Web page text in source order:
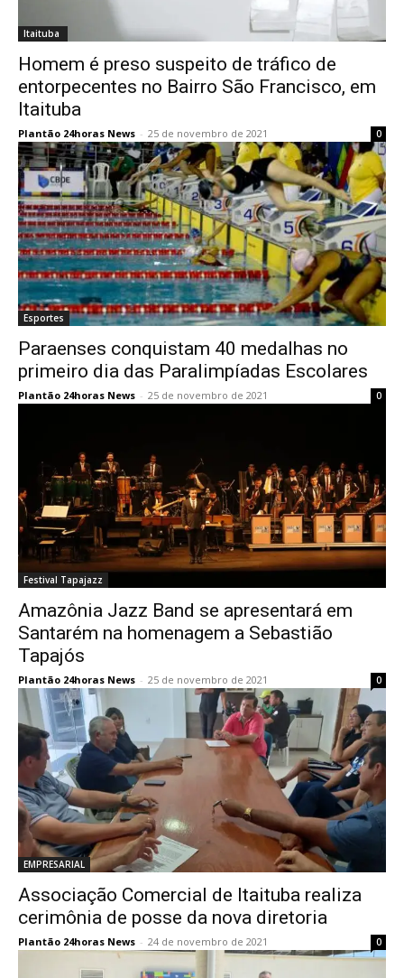
Itaituba
Homem é preso suspeito de tráfico de
entorpecentes no Bairro São Francisco, em
Itaituba
Plantão 24horas News - 25 de novembro de 2021 0
Esportes
Paraenses conquistam 40 medalhas no
primeiro dia das Paralimpíadas Escolares
Plantão 24horas News - 25 de novembro de 2021 0
Festival Tapajazz
Amazônia Jazz Band se apresentará em
Santarém na homenagem a Sebastião
Tapajós
Plantão 24horas News - 25 de novembro de 2021 0
EMPRESARIAL
Associação Comercial de Itaituba realiza
cerimônia de posse da nova diretoria
Plantão 24horas News - 24 de novembro de 2021 0